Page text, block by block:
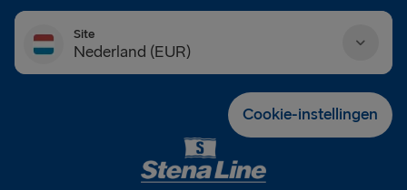
Site
Nederland (EUR)
Cookie-instellingen